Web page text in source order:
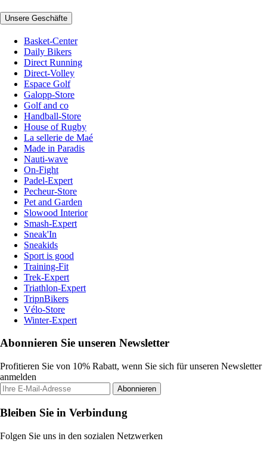
Unsere Geschäfte
Basket-Center
Daily Bikers
Direct Running
Direct-Volley
Espace Golf
Galopp-Store
Golf and co
Handball-Store
House of Rugby
La sellerie de Maé
Made in Paradis
Nauti-wave
On-Fight
Padel-Expert
Pecheur-Store
Pet and Garden
Slowood Interior
Smash-Expert
Sneak'In
Sneakids
Sport is good
Training-Fit
Trek-Expert
Triathlon-Expert
TripnBikers
Vélo-Store
Winter-Expert
Abonnieren Sie unseren Newsletter
Profitieren Sie von 10% Rabatt, wenn Sie sich für unseren Newsletter
anmelden
Abonnieren
Bleiben Sie in Verbindung
Folgen Sie uns in den sozialen Netzwerken